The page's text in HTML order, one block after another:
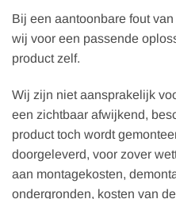
Bij een aantoonbare fout
wij voor een passende
product zelf.
Wij zijn niet aansprakelijk
een zichtbaar afwijkend,
product toch wordt
doorgeleverd, voor zover
aan montagekosten,
ondergronden, kosten van